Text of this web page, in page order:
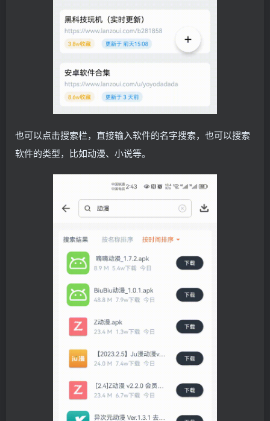
也可以点击搜索栏，直接输入软件的名字搜索，也可以搜索
软件的类型，比如动漫、小说等。